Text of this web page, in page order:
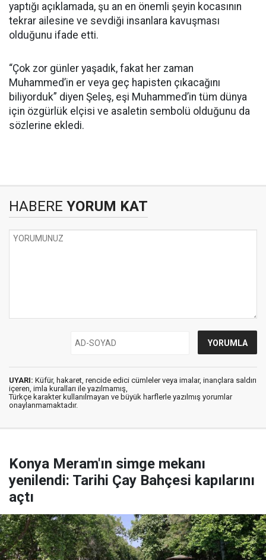
yaptığı açıklamada, şu an en önemli şeyin kocasının
tekrar ailesine ve sevdiği insanlara kavuşması
olduğunu ifade etti.
“Çok zor günler yaşadık, fakat her zaman
Muhammed’in er veya geç hapisten çıkacağını
biliyorduk” diyen Şeleş, eşi Muhammed’in tüm dünya
için özgürlük elçisi ve asaletin sembolü olduğunu da
sözlerine ekledi.
HABERE YORUM KAT
UYARI: Küfür, hakaret, rencide edici cümleler veya imalar, inançlara saldırı
içeren, imla kuralları ile yazılmamış,
Türkçe karakter kullanılmayan ve büyük harflerle yazılmış yorumlar
onaylanmamaktadır.
Konya Meram'ın simge mekanı
yenilendi: Tarihi Çay Bahçesi kapılarını
açtı